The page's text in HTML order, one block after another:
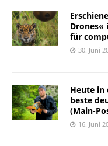
Drones«
für
30. Juni
Heute in
beste
(Main-
16. Juni